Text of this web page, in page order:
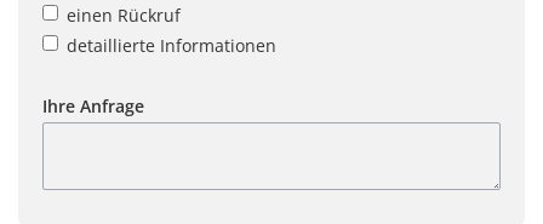
einen Rückruf
detaillierte Informationen
Ihre Anfrage